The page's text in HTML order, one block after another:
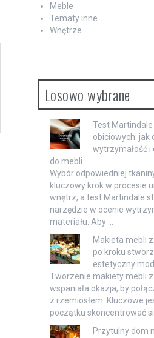
Meble
Tematy inne
Wnętrze
Losowo wybrane
Test
obiciowych: jak
wytrzymałość i
do mebli
Wybór odpowiedniej
kluczowy krok w procesie
wnętrz, a test Martindale
narzędzie w ocenie
materiału. Aby …
Makieta mebli
po kroku
estetyczny
Tworzenie makiety mebli
wspaniała okazja, by
z rzemiosłem. Kluczowe
początku skoncentrować
Przytulny dom